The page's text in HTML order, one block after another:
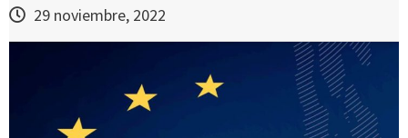
29 noviembre, 2022